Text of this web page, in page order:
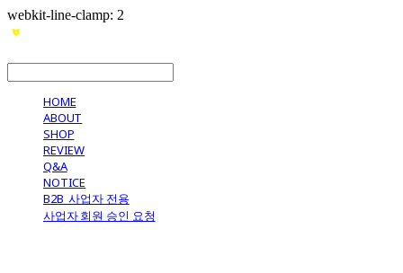
webkit-line-clamp: 2
HOME
ABOUT
SHOP
REVIEW
Q&A
NOTICE
B2B_사업자 전용
사업자 회원 승인 요청